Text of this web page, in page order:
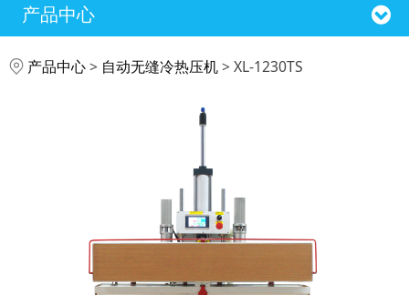
产品中心
XL-1230TS
产品中心> 自动无缝冷热压机>XL-1230TS